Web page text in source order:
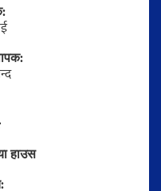
हाउस